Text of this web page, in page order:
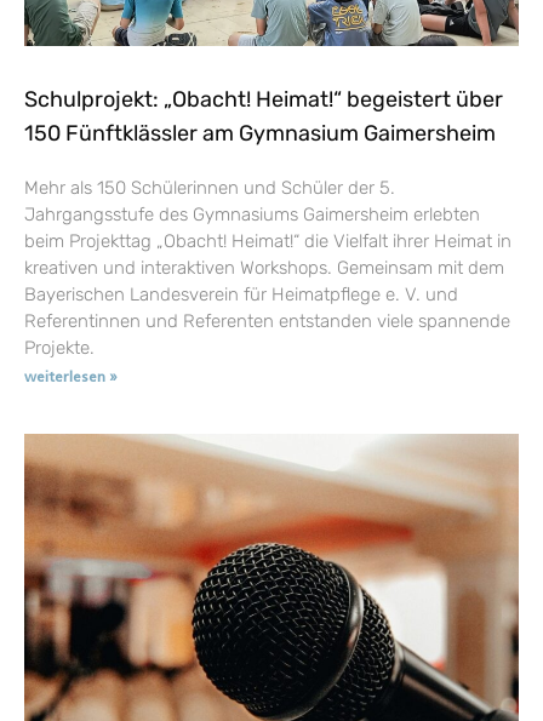
Schulprojekt: „Obacht! Heimat!“ begeistert über
150 Fünftklässler am Gymnasium Gaimersheim
Mehr als 150 Schülerinnen und Schüler der 5.
Jahrgangsstufe des Gymnasiums Gaimersheim erlebten
beim Projekttag „Obacht! Heimat!“ die Vielfalt ihrer Heimat in
kreativen und interaktiven Workshops. Gemeinsam mit dem
Bayerischen Landesverein für Heimatpflege e. V. und
Referentinnen und Referenten entstanden viele spannende
Projekte.
weiterlesen »